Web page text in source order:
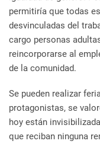
permitiría que todas
desvinculadas del
cargo personas
reincorporarse al
de la comunidad.
Se pueden realizar
protagonistas, se
hoy están
que reciban ninguna